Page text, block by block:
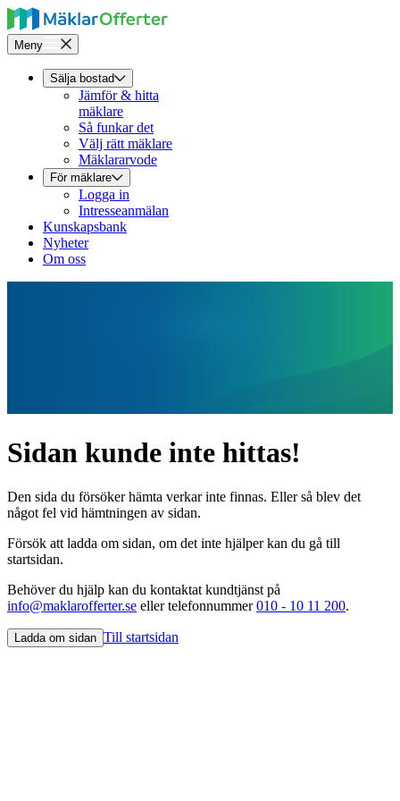
Meny
Sälja bostad
Jämför & hitta
mäklare
Så funkar det
Välj rätt mäklare
Mäklararvode
För mäklare
Logga in
Intresseanmälan
Kunskapsbank
Nyheter
Om oss
Sidan kunde inte hittas!
Den sida du försöker hämta verkar inte finnas. Eller så blev det
något fel vid hämtningen av sidan.
Försök att ladda om sidan, om det inte hjälper kan du gå till
startsidan.
Behöver du hjälp kan du kontaktat kundtjänst på
info@maklarofferter.se eller telefonnummer010 - 10 11 200.
Ladda om sidan Till startsidan